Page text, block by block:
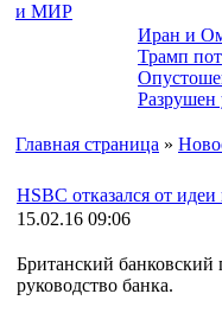
Иран и
Трамп
Разрушен
Главная страница »
HSBC отказался от
15.02.16 09:06
Британский банковский
руководство банка.